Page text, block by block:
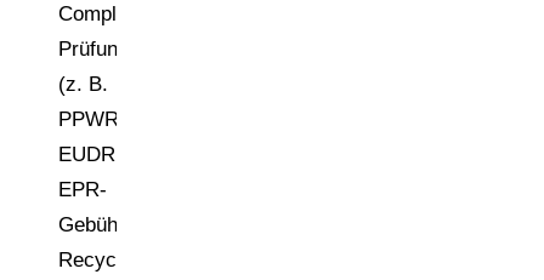
Compliance-
Prüfungen
(z. B.
PPWR,
EUDR,
EPR-
Gebühren,
Recyclingfähigkeit)